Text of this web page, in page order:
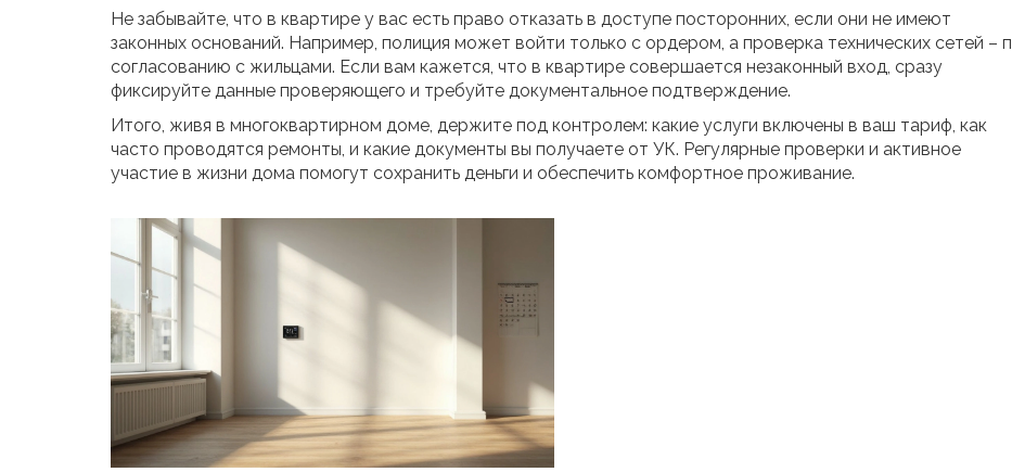
Не забывайте, что в квартире у вас есть право отказать в доступе посторонних, если они не имеют
законных оснований. Например, полиция может войти только с ордером, а проверка технических сетей –
согласованию с жильцами. Если вам кажется, что в квартире совершается незаконный вход, сразу
фиксируйте данные проверяющего и требуйте документальное подтверждение.
Итого, живя в многоквартирном доме, держите под контролем: какие услуги включены в ваш тариф, как
часто проводятся ремонты, и какие документы вы получаете от УК. Регулярные проверки и активное
участие в жизни дома помогут сохранить деньги и обеспечить комфортное проживание.